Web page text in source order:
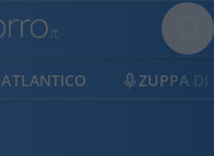
ATLANTICO ZUPPA DI